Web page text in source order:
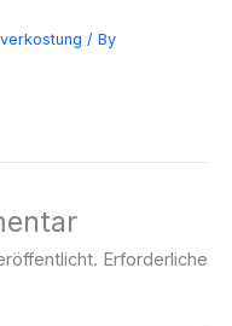
/ By
Erforderliche